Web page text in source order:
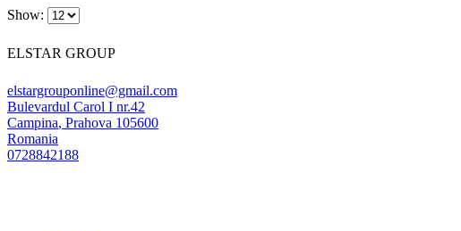
Show:
ELSTAR GROUP
elstargrouponline@gmail.com
Bulevardul Carol I nr.42
Campina, Prahova 105600
Romania
0728842188